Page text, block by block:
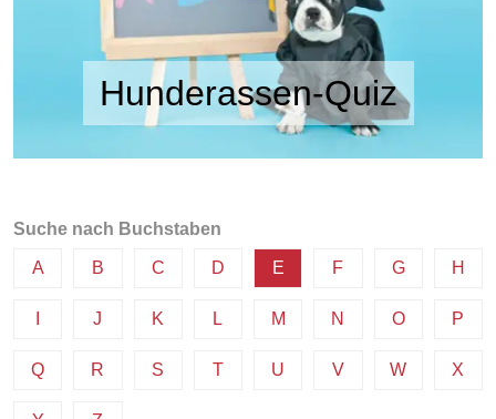
Hunderassen-Quiz
Suche nach Buchstaben
A B C D E F G H
J K L M N O P
Q R S T U V W X